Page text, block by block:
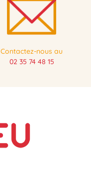
Contactez-nous au
02 35 74 48 15